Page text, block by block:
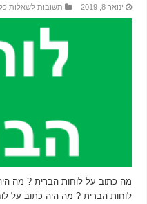
ינואר 8, 2019 תשובות לשאלות
מה כתוב על לוחות הברית ? מה
לוחות הברית ? מה היה כתוב על